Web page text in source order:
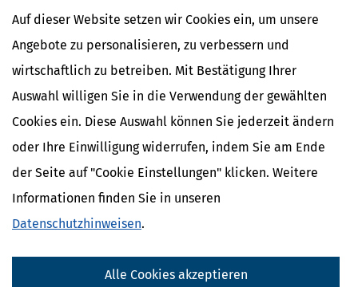
Auf dieser Website setzen wir Cookies ein, um unsere
Angebote zu personalisieren, zu verbessern und
wirtschaftlich zu betreiben. Mit Bestätigung Ihrer
Auswahl willigen Sie in die Verwendung der gewählten
Cookies ein. Diese Auswahl können Sie jederzeit ändern
oder Ihre Einwilligung widerrufen, indem Sie am Ende
der Seite auf "Cookie Einstellungen" klicken. Weitere
Informationen finden Sie in unseren
Datenschutzhinweisen.
Alle Cookies akzeptieren
Kostenlose Steuertipps & News